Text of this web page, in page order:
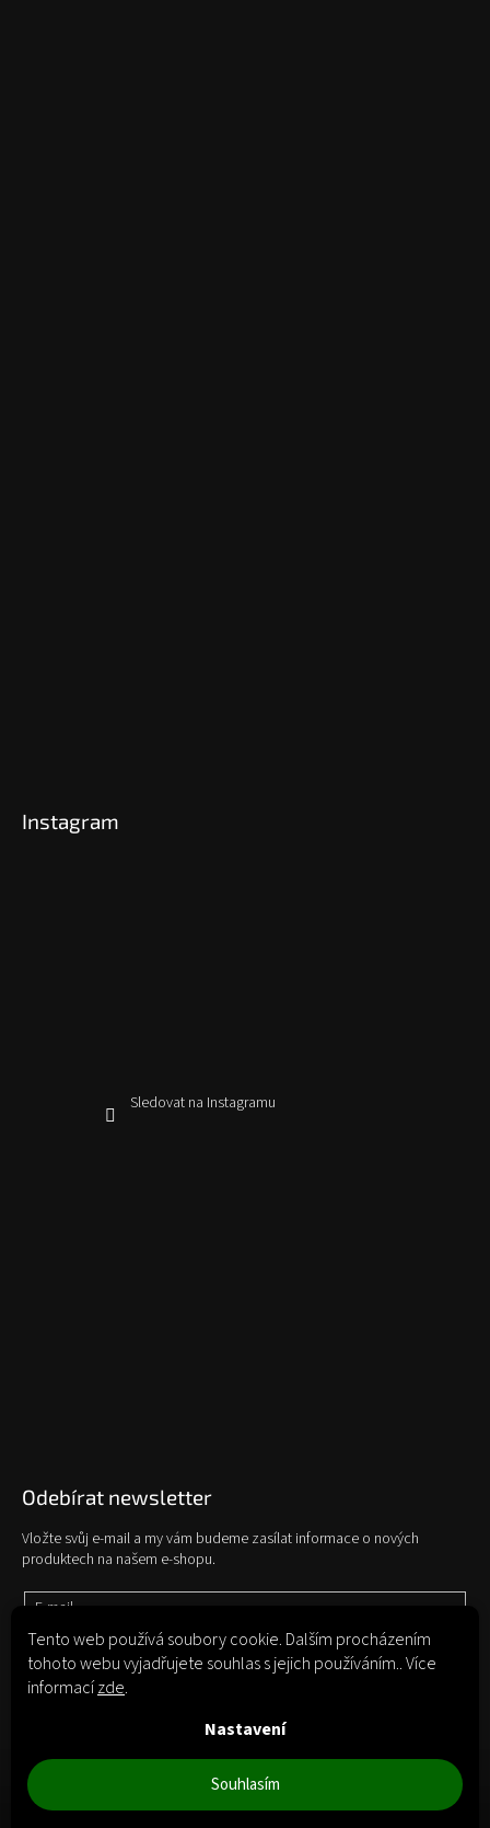
Tento web používá soubory cookie. Dalším procházením
tohoto webu vyjadřujete souhlas s jejich používáním.. Více
informacízde.
Nastavení
Souhlasím
Instagram
Sledovat na Instagramu
Odebírat newsletter
Vložte svůj e-mail a my vám budeme zasílat informace o nových
produktech na našem e-shopu.
E-mail
Vložením e-mailu souhlasíte spodmínkami ochrany osobních údajů